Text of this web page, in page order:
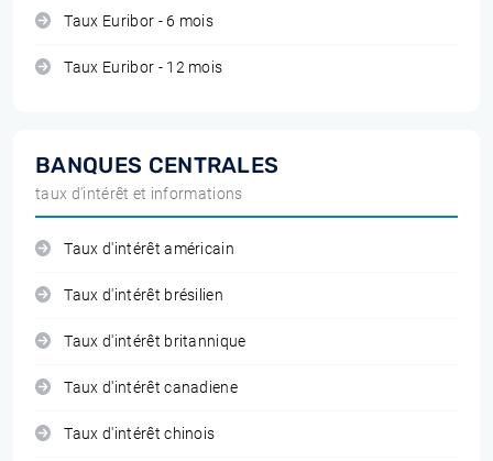
Taux Euribor - 6 mois
Taux Euribor - 12 mois
BANQUES CENTRALES
taux d'intérêt et informations
Taux d'intérêt américain
Taux d'intérêt brésilien
Taux d'intérêt britannique
Taux d'intérêt canadiene
Taux d'intérêt chinois